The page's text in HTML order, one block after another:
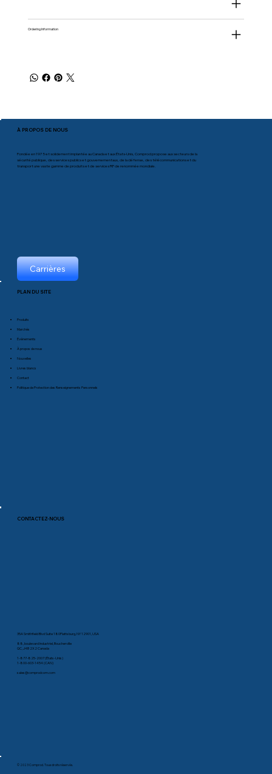
Ordering Information
À PROPOS DE NOUS
Fondée en 1975 et solidement implantée au Canada et aux États-Unis, Comprod propose aux secteurs de la
sécurité publique, des services publics et gouvernementaux, de la défense, des télécommunications et du
transport une vaste gamme de produits et de services RF de renommée mondiale.
Carrières
PLAN DU SITE
Produits
Marchés
Événements
À propos de nous
Nouvelles
Livres blancs
Contact
Politique de Protection des Renseignements Personnels
CONTACTEZ-NOUS
35A Smithfield Blvd Suite 180Plattsburg, NY 12901, USA
88, boulevard Industriel, Boucherville
QC, J4B 2X2 Canada
1-877-825-2007 (États-Unis)
1-800-603-1454 (CAN)
sales@comprodcom.com
© 2023 Comprod. Tous droits réservés.